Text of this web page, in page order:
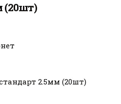
(20шт)
2.5мм (20шт)